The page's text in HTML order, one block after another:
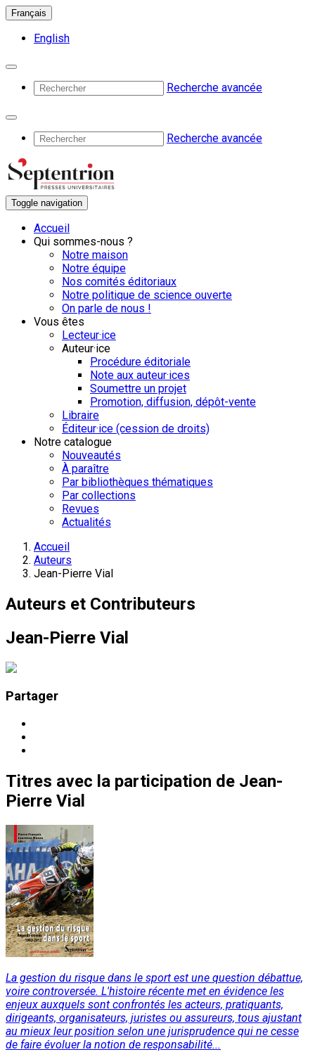
Français
English
Recherche avancée
Recherche avancée
Toggle navigation
Accueil
Qui sommes-nous ?
Notre maison
Notre équipe
Nos comités éditoriaux
Notre politique de science ouverte
On parle de nous !
Vous êtes
Lecteur·ice
Auteur·ice
Procédure éditoriale
Note aux auteur·ices
Soumettre un projet
Promotion, diffusion, dépôt-vente
Libraire
Éditeur·ice (cession de droits)
Notre catalogue
Nouveautés
À paraître
Par bibliothèques thématiques
Par collections
Revues
Actualités
Accueil
Auteurs
Jean-Pierre Vial
Auteurs et Contributeurs
Jean-Pierre Vial
Partager
Titres avec la participation de Jean-
Pierre Vial
La gestion du risque dans le sport est une question débattue,
voire controversée. L'histoire récente met en évidence les
enjeux auxquels sont confrontés les acteurs, pratiquants,
dirigeants, organisateurs, juristes ou assureurs, tous ajustant
au mieux leur position selon une jurisprudence qui ne cesse
de faire évoluer la notion de responsabilité...